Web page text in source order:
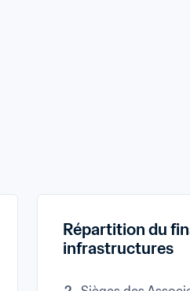
Répartition du
infrastructures